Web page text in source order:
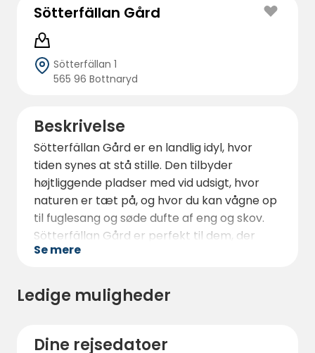
Sötterfällan Gård
Sötterfällan 1
565 96 Bottnaryd
Beskrivelse
Sötterfällan Gård er en landlig idyl, hvor
tiden synes at stå stille. Den tilbyder
højtliggende pladser med vid udsigt, hvor
naturen er tæt på, og hvor du kan vågne op
til fuglesang og søde dufte af eng og skov.
Sötterfällan Gård er perfekt til dem, der
ønsker en pause fra hverdagens stress og vil
Med rummelige pladser er det en
aktive er der vandre- og cykelruter, som
Se mere
Ledige muligheder
Dine rejsedatoer